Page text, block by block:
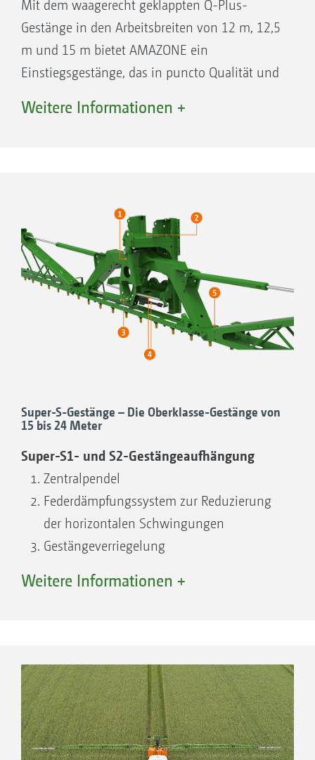
Mit dem waagerecht geklappten Q-Plus-
Gestänge in den Arbeitsbreiten von 12 m, 12,5
m und 15 m bietet AMAZONE ein
Einstiegsgestänge, das in puncto Qualität und
Die Klappung erfolgt bereits serienmäßig
Ihre Vorteile:
Gleichzeitig superstabil und superleicht
Dreifache Stoßdämpfung
Hydraulische Höheneinstellung
Einseitige Einklappung links serienmäßig
Mit hydraulischer Neigungsverstellung
Die zentrale Schlauchführung sorgt für eine
saubere und knickfreie Verlegung aller
Schläuche und Kabel
Gestängeaufteilung und Klappvarianten des Q-Plus-
Gestänge
Weitere Informationen +
Super-S-Gestänge – Die Oberklasse-Gestänge von
15 bis 24 Meter
Super-S1- und S2-Gestängeaufhängung
Zentralpendel
Federdämpfungssystem zur Reduzierung
der horizontalen ­Schwingungen
Gestängeverriegelung
der vertikalen Schwingungen
Durch die 3-fach stoßgedämpfte Aufhängung,
die hydraulische Höheneinstellung und die
elastischen Abstandhalter wird das Super-S-
Gestänge sicher im richtigen Abstand über den
Bestand geführt.
Weitere Informationen +